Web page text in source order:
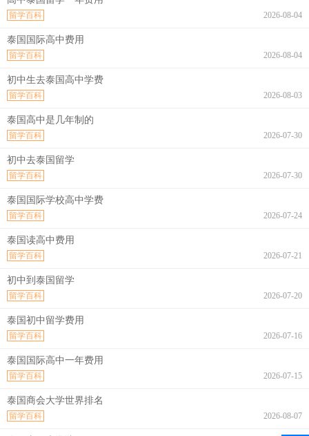
2026-08-04
留学百科
泰国国际高中费用
2026-08-04
留学百科
初中生去泰国高中学费
2026-08-03
留学百科
泰国高中是几年制的
2026-07-30
留学百科
初中去泰国留学
2026-07-30
留学百科
泰国国际学校高中学费
2026-07-24
留学百科
泰国读高中费用
2026-07-21
留学百科
初中到泰国留学
2026-07-20
留学百科
泰国初中留学费用
2026-07-16
留学百科
泰国国际高中一年费用
2026-07-15
留学百科
泰国商会大学世界排名
2026-08-07
留学百科